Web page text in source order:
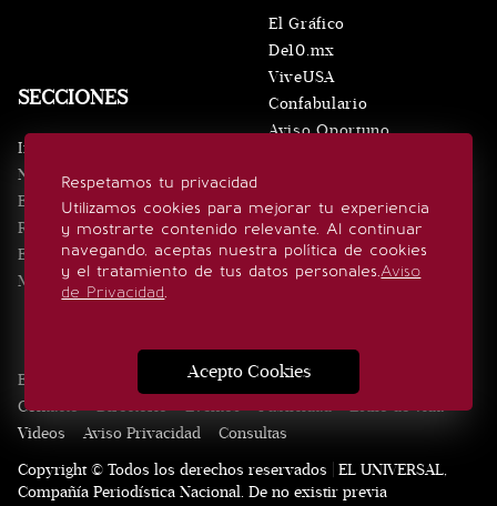
Respetamos tu privacidad
Utilizamos cookies para mejorar tu experiencia
y mostrarte contenido relevante. Al continuar
navegando, aceptas nuestra política de cookies
y el tratamiento de tus datos personales.Aviso
de Privacidad.
Acepto Cookies
SECCIONES
Inicio
Noticias
Eventos
Realeza
Estilo de vida
Minuto x Minuto
El Gráfico
De10.mx
ViveUSA
Confabulario
Aviso Oportuno
SÍGUENOS
Edición Impresa Noticias Quiénes somos
Contacto
Directorio Eventos Publicidad
Estilo de vida
Videos
Aviso Privacidad
Consultas
Copyright © Todos los derechos reservados | EL UNIVERSAL,
Compañía Periodística Nacional. De no existir previa